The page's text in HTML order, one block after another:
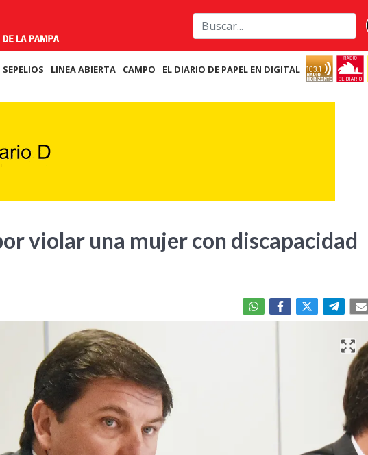
SEPELIOS LINEA ABIERTA CAMPO EL DIARIO DE PAPEL EN DIGITAL
violar una mujer con discapacidad